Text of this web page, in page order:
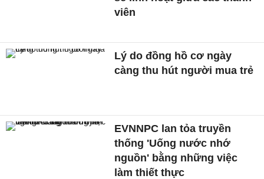
viên
Lý do đồng hồ cơ ngày
càng thu hút người mua trẻ
EVNNPC lan tỏa truyền
thống 'Uống nước nhớ
nguồn' bằng những việc
làm thiết thực